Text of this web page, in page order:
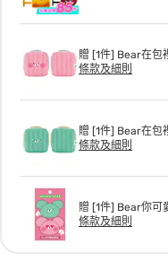
贈 [1件] Bear在
條款及細則
贈 [1件] Bear在包
條款及細則
贈 [1件] Bear你可
條款及細則